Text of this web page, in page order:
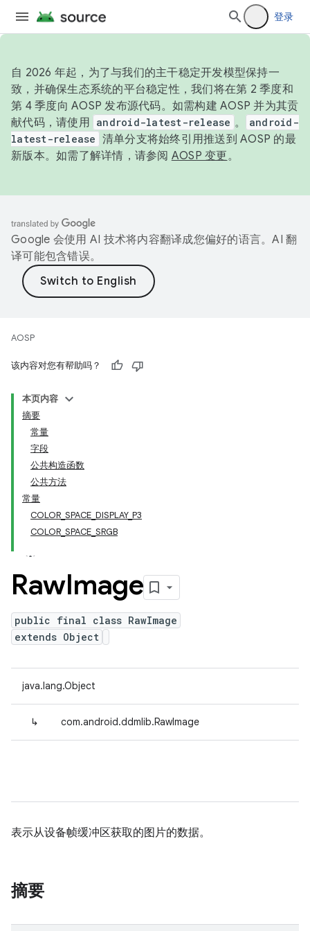
登录
自 2026 年起，为了与我们的主干稳定开发模型保持一
致，并确保生态系统的平台稳定性，我们将在第 2 季度和
第 4 季度向 AOSP 发布源代码。如需构建 AOSP 并为其贡
献代码，请使用 android-latest-release 。
android-
latest-release 清单分支将始终引用推送到 AOSP 的最
新版本。如需了解详情，请参阅 AOSP 变更。
Google 会使用 AI 技术将内容翻译成您偏好的语言。AI 翻
译可能包含错误。
AOSP
该内容对您有帮助吗？
本页内容
摘要
常量
字段
公共构造函数
公共方法
常量
COLOR_SPACE_DISPLAY_P3
COLOR_SPACE_SRGB
RawImage
public final class RawImage
extends Object
java.lang.Object
↳ com.android.ddmlib.RawImage
表示从设备帧缓冲区获取的图片的数据。
摘要